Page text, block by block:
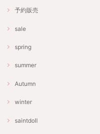
予約販売
sale
spring
summer
Autumn
winter
saintdoll